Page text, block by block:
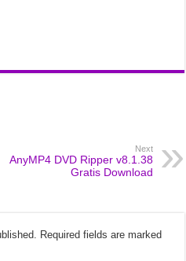
Next
AnyMP4 DVD Ripper v8.1.38
Gratis Download
Required fields are marked